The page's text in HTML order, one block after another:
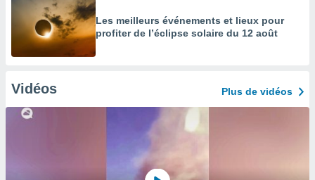
Les meilleurs événements et lieux pour
profiter de l’éclipse solaire du 12 août
Vidéos Plus de vidéos